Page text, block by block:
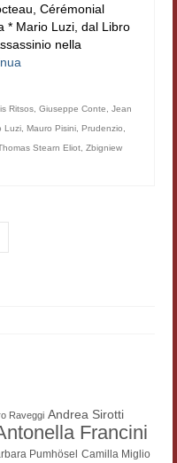
Cérémonial
* Mario Luzi, dal Libro
nella
Ritsos Giuseppe Conte
Jean
Luzi Mauro Pisini Prudenzio
Stearn Eliot Zbigniew
Raveggi Andrea Sirotti
Francini
Pumhösel Camilla Miglio